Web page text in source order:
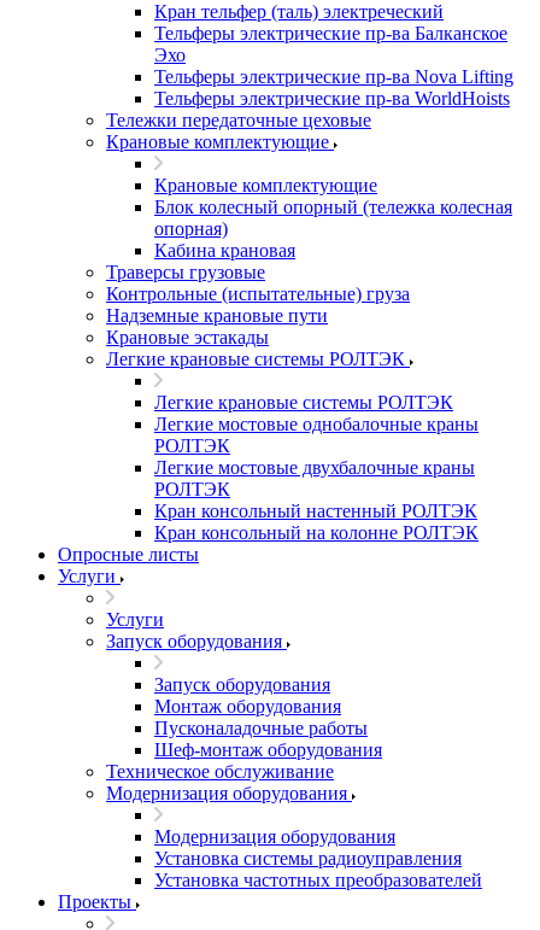
Кран тельфер (таль) электреческий
Тельферы электрические пр-ва Балканское
Эхо
Тельферы электрические пр-ва Nova Lifting
Тельферы электрические пр-ва WorldHoists
Тележки передаточные цеховые
Крановые комплектующие
Крановые комплектующие
Блок колесный опорный (тележка колесная
опорная)
Кабина крановая
Траверсы грузовые
Контрольные (испытательные) груза
Надземные крановые пути
Крановые эстакады
Легкие крановые системы РОЛТЭК
Легкие крановые системы РОЛТЭК
Легкие мостовые однобалочные краны
РОЛТЭК
Легкие мостовые двухбалочные краны
РОЛТЭК
Кран консольный настенный РОЛТЭК
Кран консольный на колонне РОЛТЭК
Опросные листы
Услуги
Услуги
Запуск оборудования
Запуск оборудования
Монтаж оборудования
Пусконаладочные работы
Шеф-монтаж оборудования
Техническое обслуживание
Модернизация оборудования
Модернизация оборудования
Установка системы радиоуправления
Установка частотных преобразователей
Проекты